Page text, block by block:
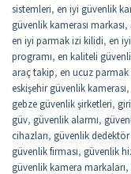
sistemleri, en iyi güvenlik
güvenlik kamerası markası,
en iyi parmak izi kilidi, en
programı, en kaliteli
araç takip, en ucuz parmak
eskişehir güvenlik kamerası,
gebze güvenlik şirketleri,
güv, güvenlik alarmı,
cihazları, güvenlik dedektör
güvenlik firması, güvenlik
güvenlik kamera markaları,